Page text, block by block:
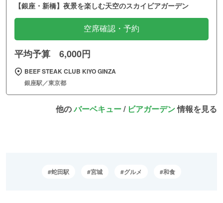
【銀座・新橋】夜景を楽しむ天空のスカイビアガーデン
空席確認・予約
平均予算 6,000円
BEEF STEAK CLUB KIYO GINZA
銀座駅／東京都
他のバーベキュー/ ビアガーデン情報を見る
蛇田駅 宮城 グルメ 和食